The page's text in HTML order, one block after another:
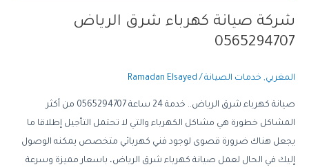
شركة صيانة كهرباء شرق الرياض
0565294707
المغربي, خدمات الصيانة /
Ramadan Elsayed
صيانة كهرباء شرق الرياض.. خدمة 24 ساعة 0565294707 من أكثر
المشاكل خطورة هي مشاكل الكهرباء والتي لا تحتمل التأجيل إطلاقا ما
يجعل هناك ضرورة قصوى لوجود فني كهربائي متخصص يمكنه الوصول
إليك في الحال لعمل صيانة كهرباء شرق الرياض، باسعار مميزة وسرعة